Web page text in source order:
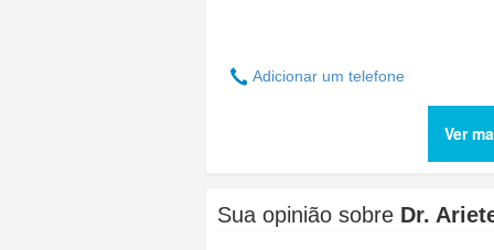
Adicionar um telefone
Ver
Sua opinião sobre Dr.